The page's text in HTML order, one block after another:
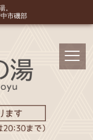
。
市磯部